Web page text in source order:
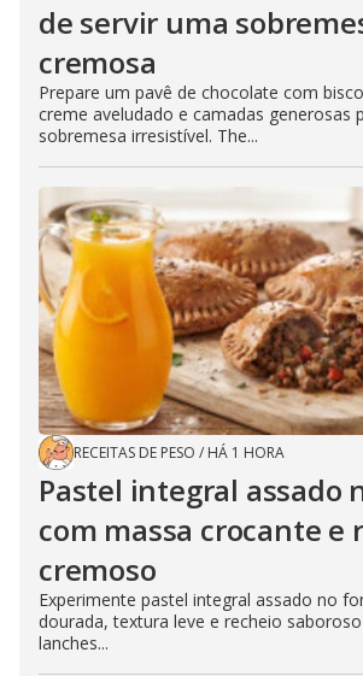
de servir uma
cremosa
Prepare um pavê de chocolate com
creme aveludado e camadas generosas
sobremesa irresistível. The...
RECEITAS DE PESO / HÁ 1 HORA
Pastel integral assado
com massa crocante e
cremoso
Experimente pastel integral assado no
dourada, textura leve e recheio
lanches...